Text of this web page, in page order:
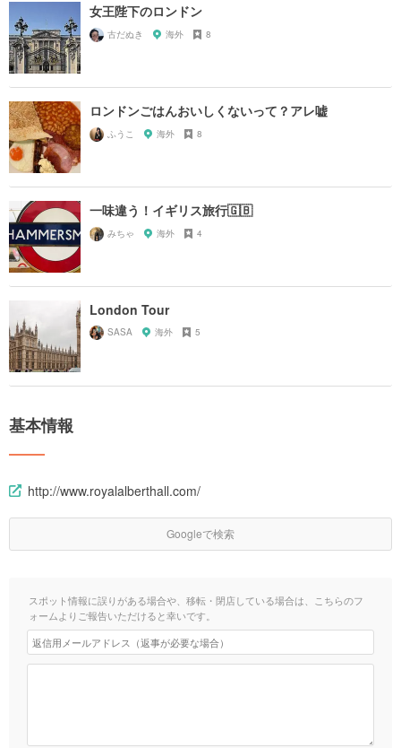
女王陛下のロンドン
古だぬき 海外 8
ロンドンごはんおいしくないって？アレ嘘
ふうこ 海外 8
一味違う！イギリス旅行🇬🇧
みちゃ 海外 4
London Tour
SASA 海外 5
基本情報
http://www.royalalberthall.com/
Googleで検索
スポット情報に誤りがある場合や、移転・閉店している場合は、こちらのフ
ォームよりご報告いただけると幸いです。